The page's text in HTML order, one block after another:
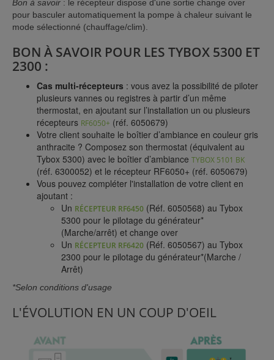
Bon à savoir : le récepteur dispose d'une sortie change over
pour basculer automatiquement la pompe à chaleur suivant le
mode sélectionné (chauffage/clim).
BON À SAVOIR POUR LES TYBOX 5300 ET
2300 :
Cas multi-récepteurs : vous avez la possibilité de piloter
plusieurs vannes ou registres à partir d’un même
thermostat, en ajoutant sur l’installation un ou plusieurs
récepteurs RF6050+ (réf. 6050679)
Votre client souhaite le boîtier d’ambiance en couleur gris
anthracite ? Composez son thermostat (équivalent au
Tybox 5300) avec le boîtier d’ambiance TYBOX 5101 BK
(réf. 6300052) et le récepteur RF6050+ (réf. 6050679)
Vous pouvez compléter l'installation de votre client en
ajoutant :
Un RÉCEPTEUR RF6450 (Réf. 6050568) au Tybox
5300 pour le pilotage du générateur*
(Marche/arrêt) et change over
Un RÉCEPTEUR RF6420 (Réf. 6050567) au Tybox
2300 pour le pilotage du générateur*(Marche /
Arrêt)
*Selon conditions d'usage
L'ÉVOLUTION EN UN COUP D'OEIL